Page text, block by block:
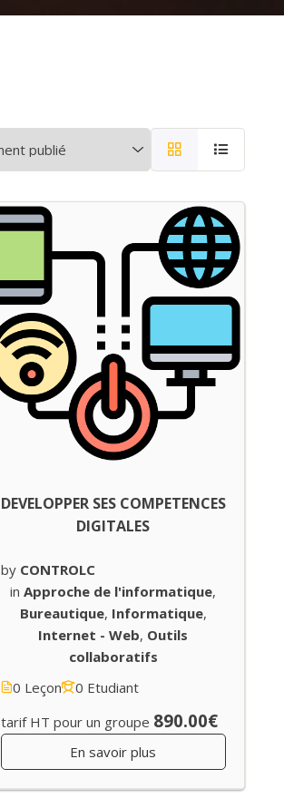
DEVELOPPER SES COMPETENCES
DIGITALES
by CONTROLC
in Approche de l'informatique,
Bureautique, Informatique,
Internet - Web, Outils
collaboratifs
0 Leçon
0 Etudiant
tarif HT pour un groupe 890.00€
En savoir plus